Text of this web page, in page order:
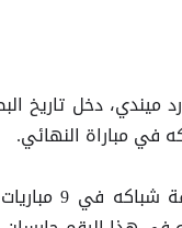
ميندي، دخل تاريخ
في مباراة النهائي.
9 مباريات خلال